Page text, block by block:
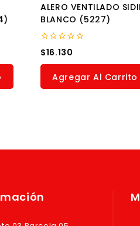
ALERO VENTILADO
BLANCO (5227)
0
out
of
$16.130
Agregar Al Carrito